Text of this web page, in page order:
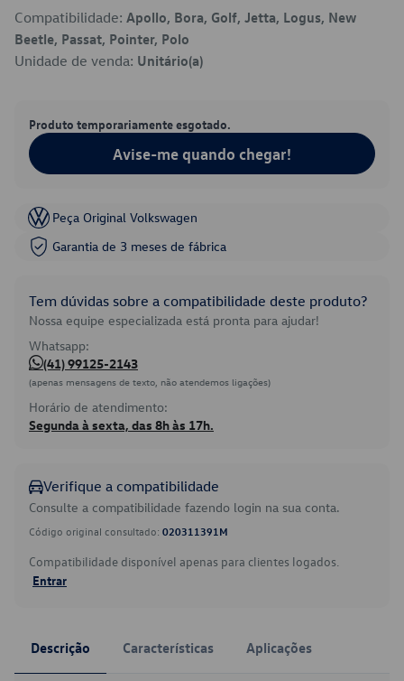
Compatibilidade: Apollo, Bora, Golf, Jetta, Logus, New
Beetle, Passat, Pointer, Polo
Unidade de venda: Unitário(a)
Produto temporariamente esgotado.
Avise-me quando chegar!
Peça Original Volkswagen
Garantia de 3 meses de fábrica
Tem dúvidas sobre a compatibilidade deste produto?
Nossa equipe especializada está pronta para ajudar!
Whatsapp:
(41) 99125-2143
(apenas mensagens de texto, não atendemos ligações)
Horário de atendimento:
Segunda à sexta, das 8h às 17h.
Verifique a compatibilidade
Consulte a compatibilidade fazendo login na sua conta.
Código original consultado: 020311391M
Compatibilidade disponível apenas para clientes logados.
Entrar
Descrição Características Aplicações